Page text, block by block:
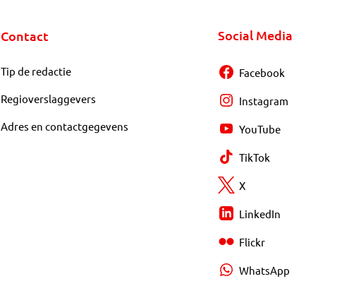
Contact
Tip de redactie
Regioverslaggevers
Adres en contactgegevens
Social Media
Facebook
Instagram
YouTube
TikTok
X
LinkedIn
Flickr
WhatsApp